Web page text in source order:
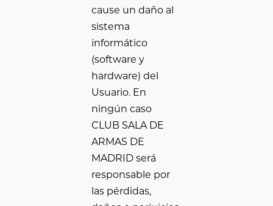
cause un daño al
sistema
informático
(software y
hardware) del
Usuario. En
ningún caso
CLUB SALA DE
ARMAS DE
MADRID será
responsable por
las pérdidas,